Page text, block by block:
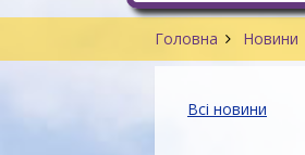
Головна Новини
Всі новини